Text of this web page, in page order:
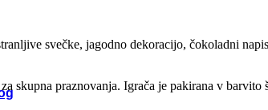
BERG
svečke, jagodno dekoracijo, čokoladni
skupna praznovanja. Igrača je pakirana v